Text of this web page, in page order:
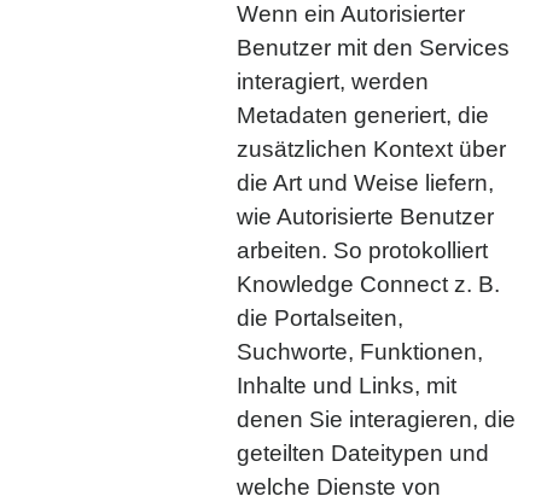
Wenn ein Autorisierter
Benutzer mit den Services
interagiert, werden
Metadaten generiert, die
zusätzlichen Kontext über
die Art und Weise liefern,
wie Autorisierte Benutzer
arbeiten. So protokolliert
Knowledge Connect z. B.
die Portalseiten,
Suchworte, Funktionen,
Inhalte und Links, mit
denen Sie interagieren, die
geteilten Dateitypen und
welche Dienste von